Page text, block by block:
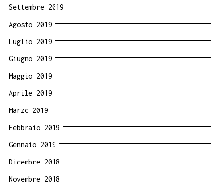
Settembre 2019
Agosto 2019
Luglio 2019
Giugno 2019
Maggio 2019
Aprile 2019
Marzo 2019
Febbraio 2019
Gennaio 2019
Dicembre 2018
Novembre 2018